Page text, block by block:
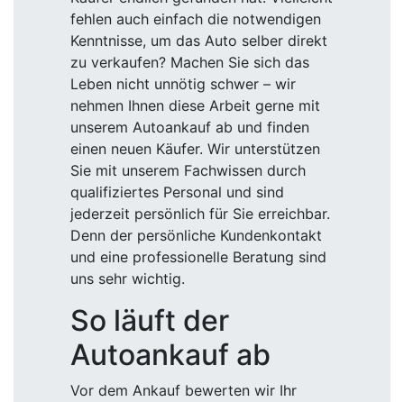
fehlen auch einfach die notwendigen
Kenntnisse, um das Auto selber direkt
zu verkaufen? Machen Sie sich das
Leben nicht unnötig schwer – wir
nehmen Ihnen diese Arbeit gerne mit
unserem Autoankauf ab und finden
einen neuen Käufer. Wir unterstützen
Sie mit unserem Fachwissen durch
qualifiziertes Personal und sind
jederzeit persönlich für Sie erreichbar.
Denn der persönliche Kundenkontakt
und eine professionelle Beratung sind
uns sehr wichtig.
So läuft der
Autoankauf ab
Vor dem Ankauf bewerten wir Ihr